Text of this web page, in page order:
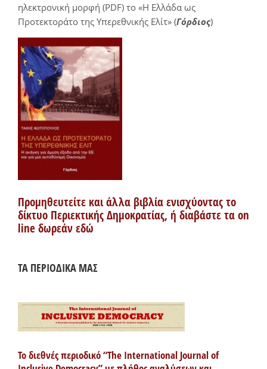
ηλεκτρονική μορφή (PDF) το «Η Ελλάδα ως
Προτεκτοράτο της Υπερεθνικής Ελίτ» (Γόρδιος)
Προμηθευτείτε και άλλα βιβλία ενισχύοντας το
δίκτυο Περιεκτικής Δημοκρατίας, ή διαβάστε τα on
line δωρεάν εδώ
ΤΑ ΠΕΡΙΟΔΙΚΑ ΜΑΣ
Το διεθνές περιοδικό “The International Journal of